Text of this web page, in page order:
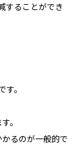
することができ
す。
。
るのが一般的で